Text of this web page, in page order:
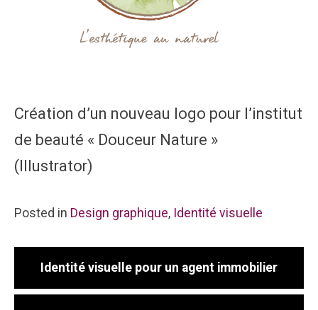
Création d’un nouveau logo pour l’institut
de beauté « Douceur Nature »
(Illustrator)
Posted in Design graphique, Identité visuelle
Identité visuelle pour un agent immobilier